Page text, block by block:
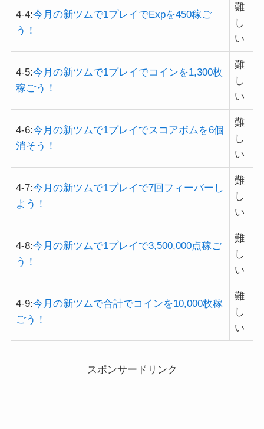
4-4:今月の新ツムで1プレイでExpを450稼ご
う！
難
し
い
4-5:今月の新ツムで1プレイでコインを1,300枚
稼ごう！
難
し
い
4-6:今月の新ツムで1プレイでスコアボムを6個
消そう！
難
し
い
4-7:今月の新ツムで1プレイで7回フィーバーし
よう！
難
し
い
4-8:今月の新ツムで1プレイで3,500,000点稼ご
う！
難
し
い
4-9:今月の新ツムで合計でコインを10,000枚稼
ごう！
難
し
い
スポンサードリンク